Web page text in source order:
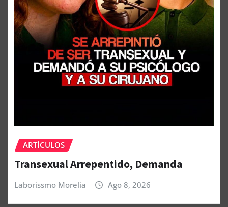
ARTÍCULOS
Transexual Arrepentido, Demanda
Laborissmo Morelia Ago 8, 2026